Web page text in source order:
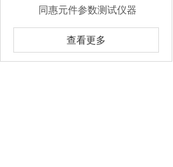
同惠元件参数测试仪器
查看更多